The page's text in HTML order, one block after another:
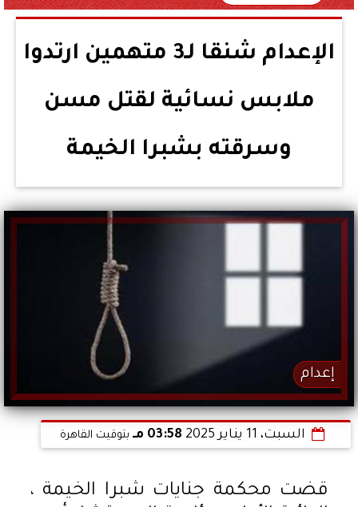
الإعدام شنقا لـ3 متهمين ارتدوا
ملابس نسائية لقتل مسن
وسرقته بشبرا الخيمة
إعدام
السبت، 11 يناير 2025 03:58 مـ بتوقيت القاهرة
قضت محكمة جنايات شبرا الخيمة ،